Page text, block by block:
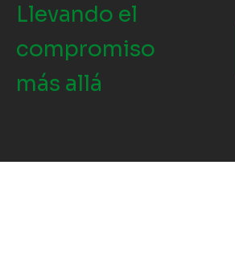
Llevando el
compromiso
más allá